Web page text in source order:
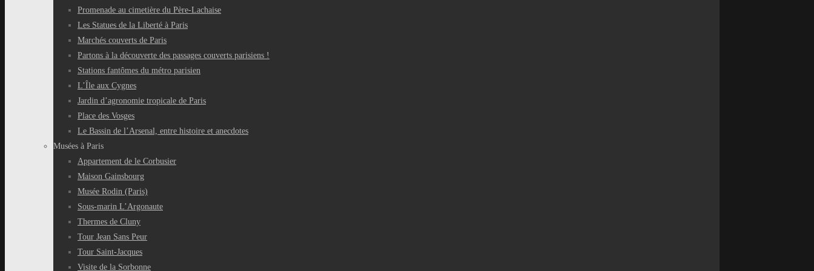
Promenade au cimetière du Père-Lachaise
Les Statues de la Liberté à Paris
Marchés couverts de Paris
Partons à la découverte des passages couverts parisiens !
Stations fantômes du métro parisien
L’Île aux Cygnes
Jardin d’agronomie tropicale de Paris
Place des Vosges
Le Bassin de l’Arsenal, entre histoire et anecdotes
Musées à Paris
Appartement de le Corbusier
Maison Gainsbourg
Musée Rodin (Paris)
Sous-marin L’Argonaute
Thermes de Cluny
Tour Jean Sans Peur
Tour Saint-Jacques
Visite de la Sorbonne